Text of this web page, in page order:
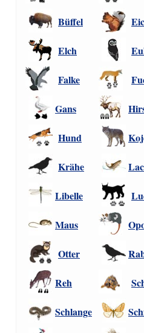
Büffel
Elch
Falke
Gans
Hund
Krähe
Libelle
Maus
Otter
Reh
Schlange